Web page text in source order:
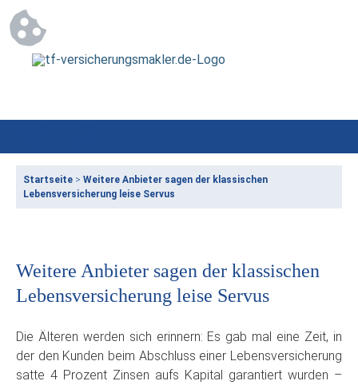
Startseite > Weitere Anbieter sagen der klassischen
Lebensversicherung leise Servus
Weitere Anbieter sagen der klassischen
Lebensversicherung leise Servus
Die Älteren werden sich erinnern: Es gab mal eine Zeit, in
der den Kunden beim Abschluss einer Lebensversicherung
satte 4 Prozent Zinsen aufs Kapital garantiert wurden –